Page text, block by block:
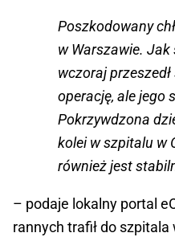
Poszkodowany
w Warszawie. Jak
wczoraj
operację, ale jego
Pokrzywdzona
kolei w szpitalu w
również jest
– podaje lokalny portal
rannych trafił do